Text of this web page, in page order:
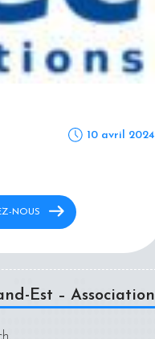
10 avril 2024
NOUS
Est – Association